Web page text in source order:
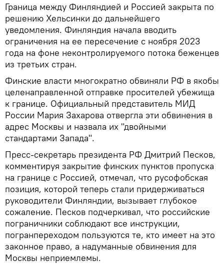
Граница между Финляндией и Россией закрыта по
решению Хельсинки до дальнейшего
уведомления. Финляндия начала вводить
ограничения на ее пересечение с ноября 2023
года на фоне неконтролируемого потока беженцев
из третьих стран.
Финские власти многократно обвиняли РФ в якобы
целенаправленной отправке просителей убежища
к границе. Официальный представитель МИД
России Мария Захарова отвергла эти обвинения в
адрес Москвы и назвала их "двойными
стандартами Запада".
Пресс-секретарь президента РФ Дмитрий Песков,
комментируя закрытие финских пунктов пропуска
на границе с Россией, отмечал, что русофобская
позиция, которой теперь стали придерживаться
руководители Финляндии, вызывает глубокое
сожаление. Песков подчеркивал, что российские
пограничники соблюдают все инструкции,
погранпереходом пользуются те, кто имеет на это
законное право, а надуманные обвинения для
Москвы неприемлемы.